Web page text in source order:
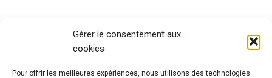
Gérer le consentement aux
cookies
Pour offrir les meilleures expériences, nous utilisons des technologies